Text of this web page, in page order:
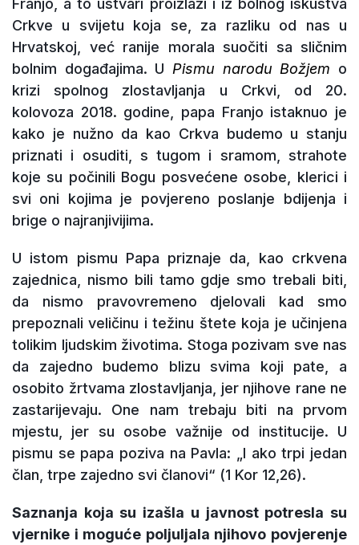
Crkve u svijetu koja se, za razliku od nas u
Hrvatskoj, već ranije morala suočiti sa sličnim
bolnim događajima. U Pismu narodu Božjem o
krizi spolnog zlostavljanja u Crkvi, od 20.
kolovoza 2018. godine, papa Franjo istaknuo je
kako je nužno da kao Crkva budemo u stanju
priznati i osuditi, s tugom i sramom, strahote
koje su počinili Bogu posvećene osobe, klerici i
svi oni kojima je povjereno poslanje bdijenja i
brige o najranjivijima.
U istom pismu Papa priznaje da, kao crkvena
zajednica, nismo bili tamo gdje smo trebali biti,
da nismo pravovremeno djelovali kad smo
prepoznali veličinu i težinu štete koja je učinjena
tolikim ljudskim životima. Stoga pozivam sve nas
da zajedno budemo blizu svima koji pate, a
osobito žrtvama zlostavljanja, jer njihove rane ne
zastarijevaju. One nam trebaju biti na prvom
mjestu, jer su osobe važnije od institucije. U
pismu se papa poziva na Pavla: „I ako trpi jedan
član, trpe zajedno svi članovi“ (1 Kor 12,26).
Saznanja koja su izašla u javnost potresla su
vjernike i moguće poljuljala njihovo povjerenje